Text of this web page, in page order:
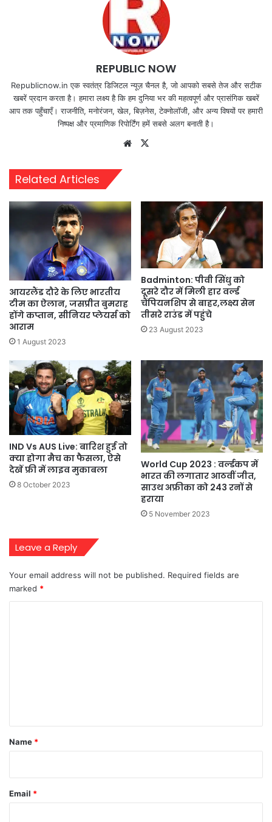
REPUBLIC NOW
Republicnow.in एक स्वतंत्र डिजिटल न्यूज़ चैनल है, जो आपको सबसे तेज और सटीक
खबरें प्रदान करता है। हमारा लक्ष्य है कि हम दुनिया भर की महत्वपूर्ण और प्रासंगिक खबरें
आप तक पहुँचाएँ। राजनीति, मनोरंजन, खेल, बिज़नेस, टेक्नोलॉजी, और अन्य विषयों पर हमारी
निष्पक्ष और प्रमाणिक रिपोर्टिंग हमें सबसे अलग बनाती है।
Website
Related Articles
आयरलैंड दौरे के लिए भारतीय
टीम का ऐलान, जसप्रीत बुमराह
होंगे कप्तान, सीनियर प्लेयर्स को
आराम
1 August 2023
Badminton: पीवी सिंधु को
दूसरे दौर में मिली हार वर्ल्ड
चैंपियनशिप से बाहर,लक्ष्य सेन
तीसरे राउंड में पहुंचे
23 August 2023
IND Vs AUS Live: बारिश हुई तो
क्या होगा मैच का फैसला, ऐसे
देखें फ्री में लाइव मुकाबला
8 October 2023
World Cup 2023 : वर्ल्डकप में
भारत की लगातार आठवीं जीत,
साउथ अफ्रीका को 243 रनों से
हराया
5 November 2023
Leave a Reply
Your email address will not be published. Required fields are
marked *
*
Name *
Email *